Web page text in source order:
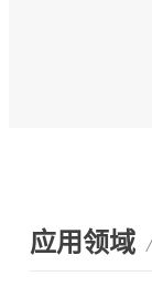
应用领域